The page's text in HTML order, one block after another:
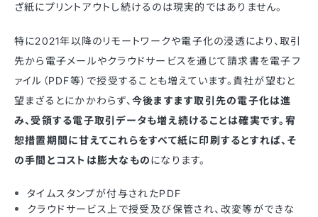
ざ紙にプリントアウトし続けるのは現実的ではありません。
特に2021年以降のリモートワークや電子化の浸透により、取引
先から電子メールやクラウドサービスを通じて請求書を電子フ
ァイル（PDF等）で授受することも増えています。貴社が望むと
望まざるとにかかわらず、今後ますます取引先の電子化は進
み、受領する電子取引データも増え続けることは確実です。宥
恕措置期間に甘えてこれらをすべて紙に印刷するとすれば、そ
の手間とコストは膨大なものになります。
タイムスタンプが付与されたPDF
クラウドサービス上で授受及び保管され、改変等ができな